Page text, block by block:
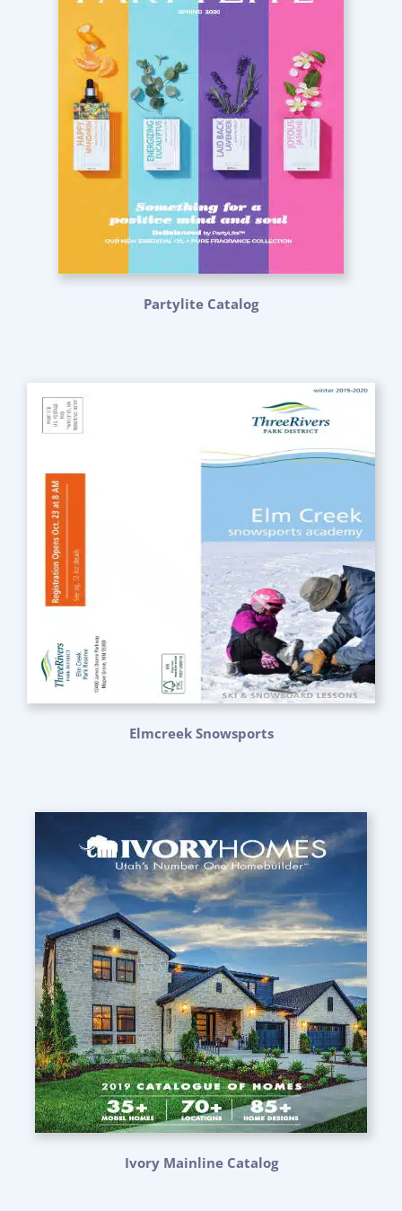
Partylite Catalog
Elmcreek Snowsports
Ivory Mainline Catalog